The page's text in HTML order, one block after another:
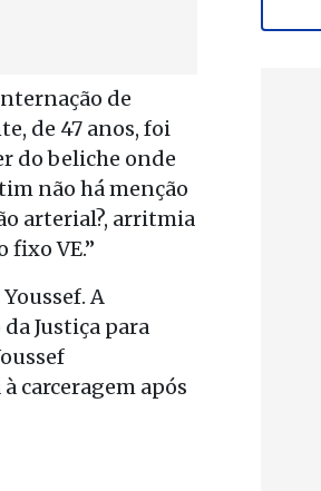
de
de 47 anos, foi
do beliche onde
não há menção
arterial?, arritmia
fixo VE.”
A
Justiça para
carceragem após